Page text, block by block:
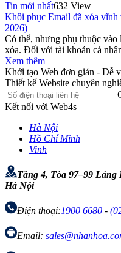
Tin mới nhất632 View
Khôi phục Email đã xóa
2026)
Có thể, nhưng phụ thuộc
xóa. Đối với tài khoản cá
Xem thêm
Khởi tạo Web đơn giản - Dễ
Thiết kế Website chuyên
Kết nối với Web4s
Hà Nội
Hồ Chí Minh
Vinh
Tầng 4, Tòa 97–99
Hà Nội
Điện thoại:1900 6680 -
Email: